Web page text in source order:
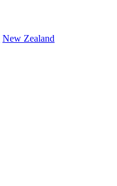
New Zealand